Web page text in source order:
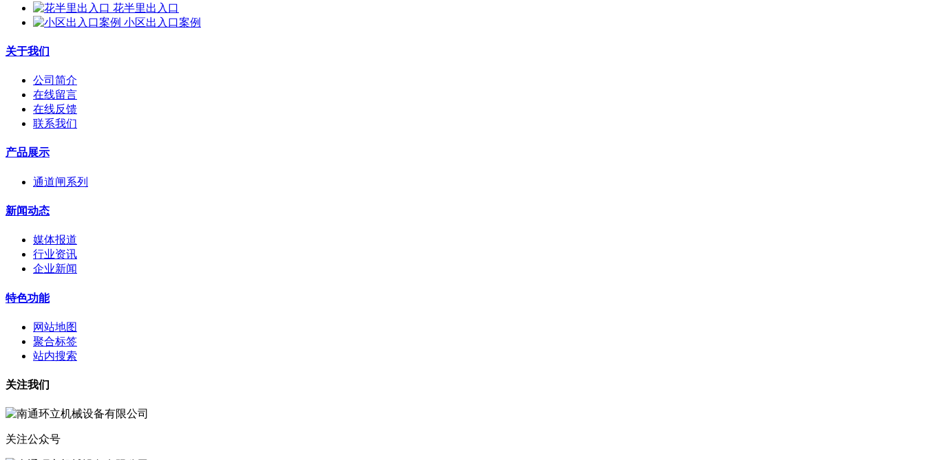
花半里出入口
小区出入口案例
关于我们
公司简介
在线留言
在线反馈
联系我们
产品展示
通道闸系列
新闻动态
媒体报道
行业资讯
企业新闻
特色功能
网站地图
聚合标签
站内搜索
关注我们
关注公众号